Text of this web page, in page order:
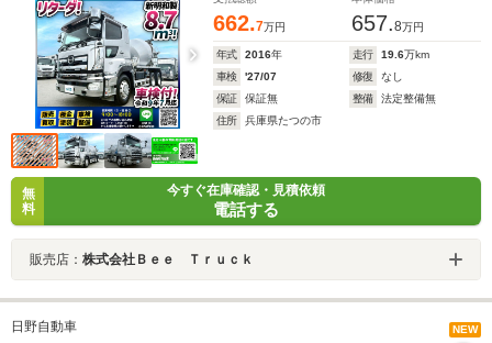
クリ作業車 生コン車 2324
662.7万円 657.8万円
年式 2016年 走行 19.6万km
車検
'27/07 修復
なし
保証
保証無 整備
法定整備無
住所
兵庫県たつの市
無
料
今すぐ在庫確認・見積依頼
電話する
販売店： 株式会社Ｂｅｅ Ｔｒｕｃｋ
日野自動車 NEW